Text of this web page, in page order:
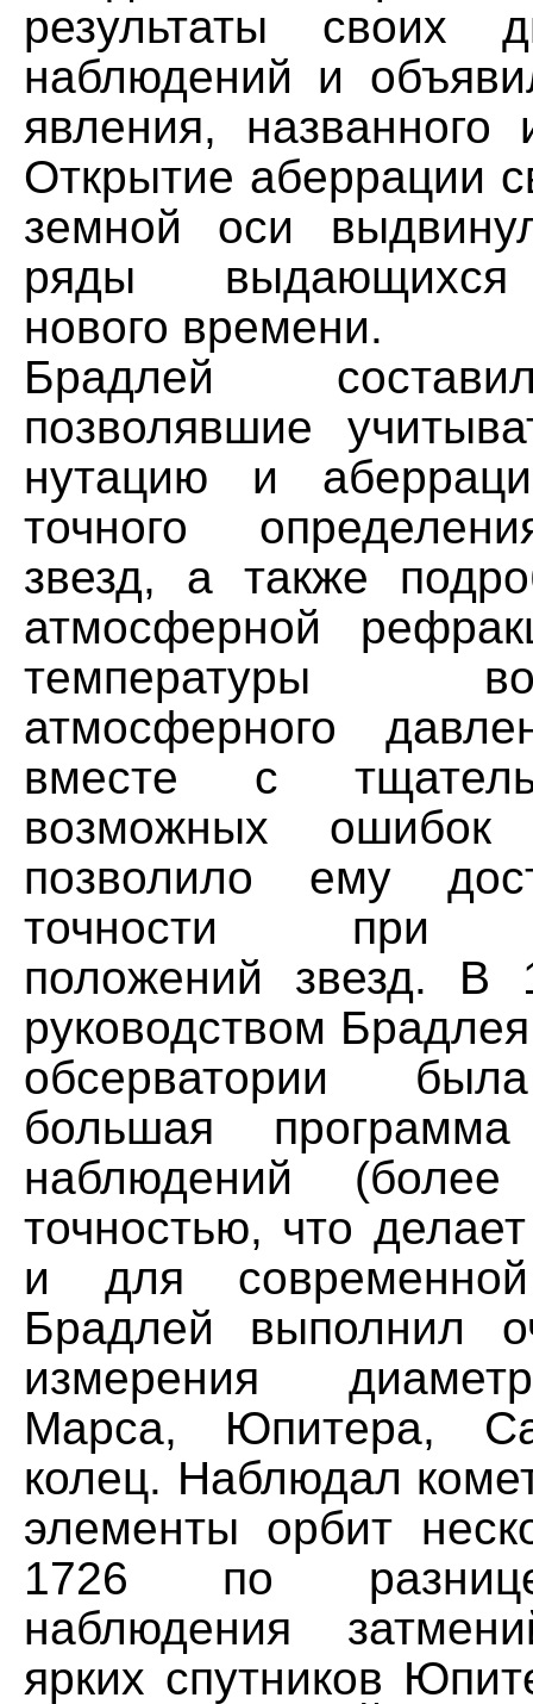
результаты своих
наблюдений и
явления,
Открытие аберрации
земной оси
ряды выдающихся
нового времени.
Брадлей
позволявшие
нутацию и
точного
звезд, а также
атмосферной
температуры
атмосферного
вместе с
возможных ошибок
позволило ему
точности при
положений звезд. В
руководством
обсерватории
большая
наблюдений
точностью, что
и для
Брадлей выполнил
измерения
Марса, Юпитера,
колец. Наблюдал
элементы орбит
1726 по
наблюдения
ярких спутников